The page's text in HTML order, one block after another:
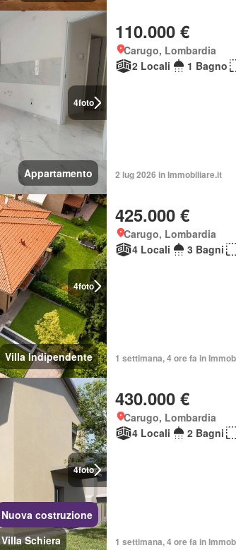
4foto
Appartamento
110.000 €
Carugo, Lombardia
2 Locali
1 Bagno
2 lug 2026 in Immobiliare.it
4foto
Villa Indipendente
425.000 €
Carugo, Lombardia
4 Locali
3 Bagni
1 settimana, 4 ore fa in
4foto
Nuova costruzione
Villa Schiera
430.000 €
Carugo, Lombardia
4 Locali
2 Bagni
1 settimana, 4 ore fa in